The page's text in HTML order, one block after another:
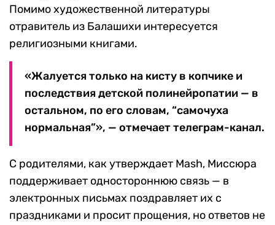
Помимо художественной литературы
отравитель из Балашихи интересуется
религиозными книгами.
«Жалуется только на кисту в копчике и
последствия детской полинейропатии — в
остальном, по его словам, “самочуха
нормальная”», — отмечает телеграм-канал.
С родителями, как утверждает Mash, Миссюра
поддерживает одностороннюю связь — в
электронных письмах поздравляет их с
праздниками и просит прощения, но ответов не